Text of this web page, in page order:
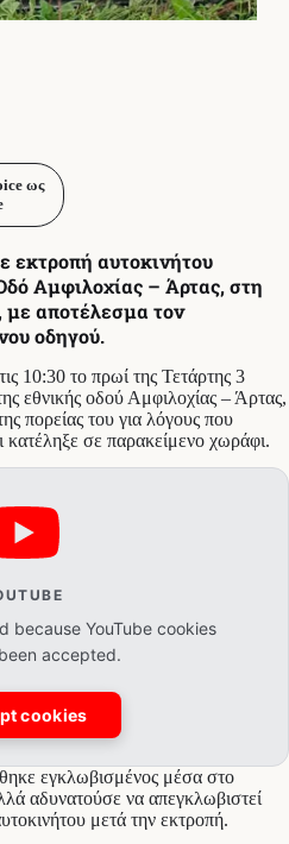
ως
εκτροπή αυτοκινήτου
Αμφιλοχίας – Άρτας, στη
αποτέλεσμα τον
οδηγού.
10:30 το πρωί της Τετάρτης 3
εθνικής οδού Αμφιλοχίας – Άρτας,
πορείας του για λόγους που
σε παρακείμενο χωράφι.
because YouTube cookies
accepted.
cookies
εγκλωβισμένος μέσα στο
αδυνατούσε να απεγκλωβιστεί
μετά την εκτροπή.